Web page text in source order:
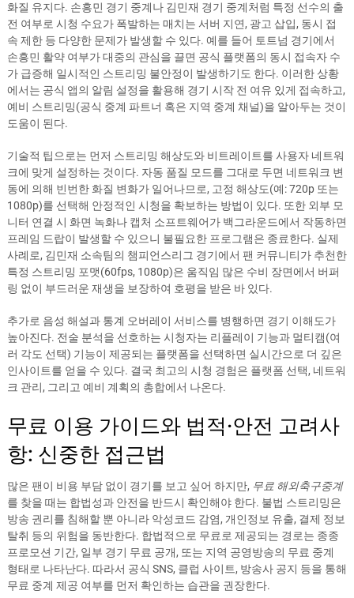
화질 유지다. 손흥민 경기 중계나 김민재 경기 중계처럼 특정 선수의 출
전 여부로 시청 수요가 폭발하는 매치는 서버 지연, 광고 삽입, 동시 접
속 제한 등 다양한 문제가 발생할 수 있다. 예를 들어 토트넘 경기에서
손흥민 활약 여부가 대중의 관심을 끌면 공식 플랫폼의 동시 접속자 수
가 급증해 일시적인 스트리밍 불안정이 발생하기도 한다. 이러한 상황
에서는 공식 앱의 알림 설정을 활용해 경기 시작 전 여유 있게 접속하고,
예비 스트리밍(공식 중계 파트너 혹은 지역 중계 채널)을 알아두는 것이
도움이 된다.
기술적 팁으로는 먼저 스트리밍 해상도와 비트레이트를 사용자 네트워
크에 맞게 설정하는 것이다. 자동 품질 모드를 그대로 두면 네트워크 변
동에 의해 빈번한 화질 변화가 일어나므로, 고정 해상도(예: 720p 또는
1080p)를 선택해 안정적인 시청을 확보하는 방법이 있다. 또한 외부 모
니터 연결 시 화면 녹화나 캡처 소프트웨어가 백그라운드에서 작동하면
프레임 드랍이 발생할 수 있으니 불필요한 프로그램은 종료한다. 실제
사례로, 김민재 소속팀의 챔피언스리그 경기에서 팬 커뮤니티가 추천한
특정 스트리밍 포맷(60fps, 1080p)은 움직임 많은 수비 장면에서 버퍼
링 없이 부드러운 재생을 보장하여 호평을 받은 바 있다.
추가로 음성 해설과 통계 오버레이 서비스를 병행하면 경기 이해도가
높아진다. 전술 분석을 선호하는 시청자는 리플레이 기능과 멀티캠(여
러 각도 선택) 기능이 제공되는 플랫폼을 선택하면 실시간으로 더 깊은
인사이트를 얻을 수 있다. 결국 최고의 시청 경험은 플랫폼 선택, 네트워
크 관리, 그리고 예비 계획의 총합에서 나온다.
무료 이용 가이드와 법적·안전 고려사
항: 신중한 접근법
많은 팬이 비용 부담 없이 경기를 보고 싶어 하지만, 무료 해외축구중계
를 찾을 때는 합법성과 안전을 반드시 확인해야 한다. 불법 스트리밍은
방송 권리를 침해할 뿐 아니라 악성코드 감염, 개인정보 유출, 결제 정보
탈취 등의 위험을 동반한다. 합법적으로 무료로 제공되는 경로는 종종
프로모션 기간, 일부 경기 무료 공개, 또는 지역 공영방송의 무료 중계
형태로 나타난다. 따라서 공식 SNS, 클럽 사이트, 방송사 공지 등을 통해
무료 중계 제공 여부를 먼저 확인하는 습관을 권장한다.